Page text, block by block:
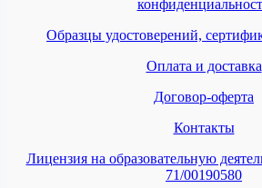
Образцы удостоверений,
Оплата и доставка
Договор-оферта
Контакты
Лицензия на образовательную
71/00190580